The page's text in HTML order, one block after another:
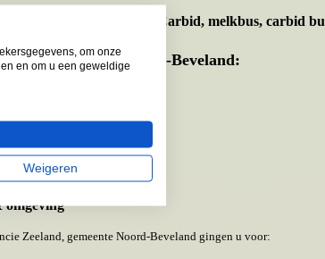
Carbid, melkbus, carbid
- Gemeente Noord-Beveland:
omgeving
Zeeland, gemeente Noord-Beveland gingen u voor:
om onze
en om u een geweldige
Weigeren